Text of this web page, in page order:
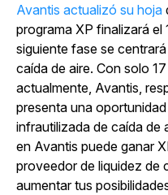
Avantis actualizó su hoja
programa XP finalizará el
siguiente fase se
caída de aire. Con solo
actualmente, Avantis,
presenta una
infrautilizada de caída de
en Avantis puede ganar
proveedor de liquidez de
aumentar tus